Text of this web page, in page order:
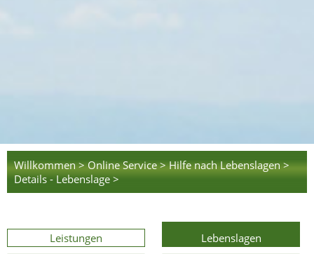
Willkommen > Online Service > Hilfe nach Lebenslagen >
Details - Lebenslage >
Leistungen
Lebenslagen